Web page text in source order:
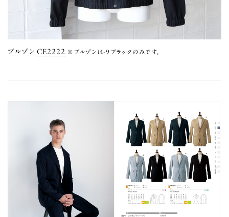
ブルゾン CE2222 ※ブルゾンは-9ブラックのみです。